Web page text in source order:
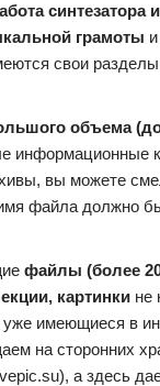
синтезатора
грамоты
свои
объема (до
информационные
вы можете
файла должно
файлы (более
картинки не
имеющиеся в
на сторонних
а здесь